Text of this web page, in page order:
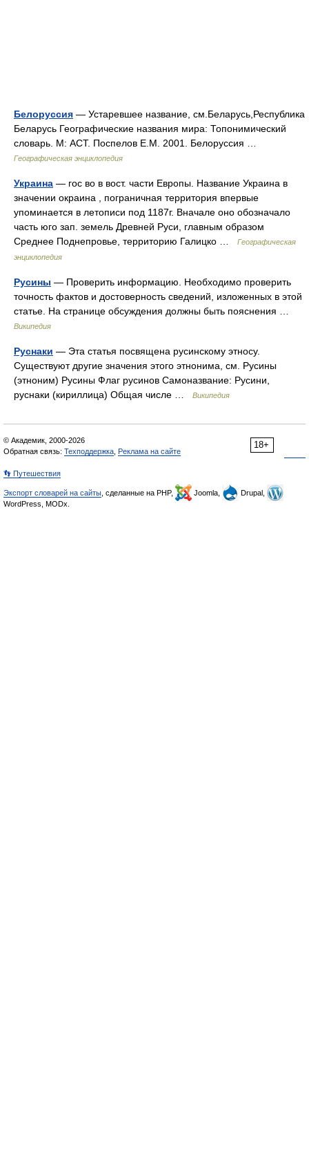
Белоруссия — Устаревшее название, см.Беларусь,Республика
Беларусь Географические названия мира: Топонимический
словарь. М: АСТ. Поспелов Е.М. 2001. Белоруссия …
Географическая энциклопедия
Украина — гос во в вост. части Европы. Название Украина в
значении окраина , пограничная территория впервые
упоминается в летописи под 1187г. Вначале оно обозначало
часть юго зап. земель Древней Руси, главным образом
Среднее Поднепровье, территорию Галицко …
Географическая
энциклопедия
Русины — Проверить информацию. Необходимо проверить
точность фактов и достоверность сведений, изложенных в этой
статье. На странице обсуждения должны быть пояснения …
Википедия
Руснаки — Эта статья посвящена русинскому этносу.
Существуют другие значения этого этнонима, см. Русины
(этноним) Русины Флаг русинов Самоназвание: Русини,
руснаки (кириллица) Общая числе …
Википедия
18+
© Академик, 2000-2026
Обратная связь: Техподдержка Реклама на сайте
👣 Путешествия
Экспорт словарей на сайты , сделанные на PHP, Joomla,
Drupal,
WordPress, MODx.